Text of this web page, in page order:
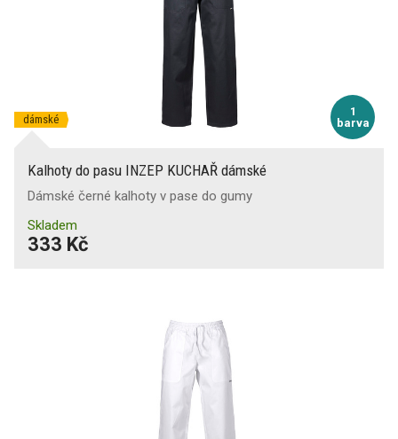
1
barva
dámské
Kalhoty do pasu INZEP KUCHAŘ dámské
Dámské černé kalhoty v pase do gumy
Skladem
333 Kč